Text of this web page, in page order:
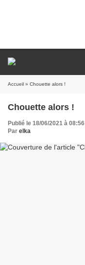
Accueil » Chouette alors !
Chouette alors !
Publié le 18/06/2021 à 08:56
Par elka